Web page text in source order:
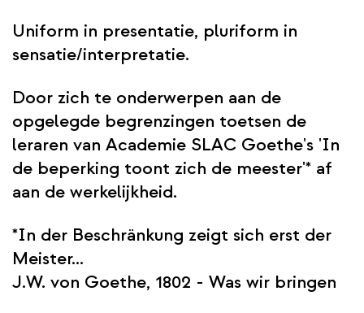
Uniform in presentatie, pluriform in
sensatie/interpretatie.
Door zich te onderwerpen aan de
opgelegde begrenzingen toetsen de
leraren van Academie SLAC Goethe's 'In
de beperking toont zich de meester'* af
aan de werkelijkheid.
*In der Beschränkung zeigt sich erst der
Meister...
J.W. von Goethe, 1802 - Was wir bringen